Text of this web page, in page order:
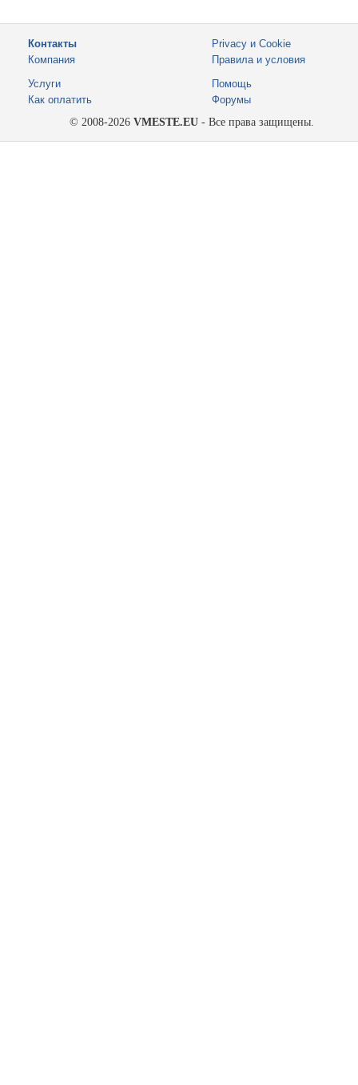
Контакты
Компания
Privacy и Cookie
Правила и условия
Услуги
Как оплатить
Помощь
Форумы
© 2008-2026 VMESTE.EU - Все права защищены.